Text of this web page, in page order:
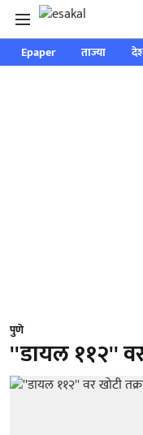
Epaper ताज्या
पुणे
''डायल ११२''